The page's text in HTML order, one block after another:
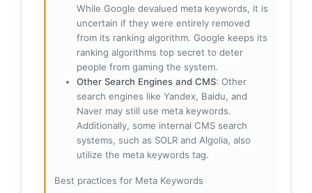
While Google devalued meta keywords, it is
uncertain if they were entirely removed
from its ranking algorithm. Google keeps its
ranking algorithms top secret to deter
people from gaming the system.
Other Search Engines and CMS: Other
search engines like Yandex, Baidu, and
Naver may still use meta keywords.
Additionally, some internal CMS search
systems, such as SOLR and Algolia, also
utilize the meta keywords tag.
Best practices for Meta Keywords